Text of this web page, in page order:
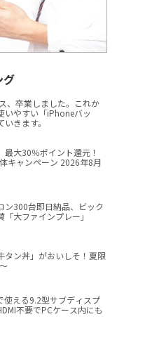
グ
、卒業しました。これか
いやすい「iPhoneバッ
きます。
最大30％ポイント還元！
キャンペーン 2026年8月
ン300台即日納品、ビック
「大ファインプレー」
タン丼」がおいしそ！夏限
使える9.2型サブディスプ
不要でPCケース内にも